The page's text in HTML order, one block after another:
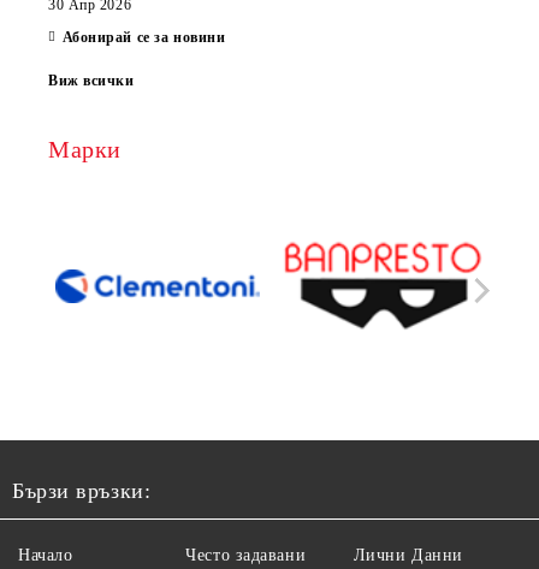
30 Апр 2026
Абонирай се за новини
Виж всички
Марки
Бързи връзки:
Начало
Често задавани
Лични Данни